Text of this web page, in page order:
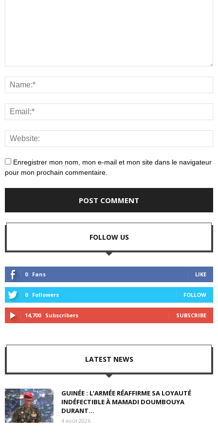
Enregistrer mon nom, mon e-mail et mon site dans le navigateur
pour mon prochain commentaire.
FOLLOW US
0 Fans LIKE
0 Followers FOLLOW
14,700 Subscribers SUBSCRIBE
LATEST NEWS
GUINÉE : L’ARMÉE RÉAFFIRME SA LOYAUTÉ
INDÉFECTIBLE À MAMADI DOUMBOUYA
DURANT...
4 août 2026